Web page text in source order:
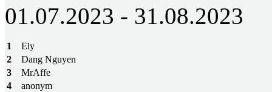
01.07.2023 - 31.08.2023
1
Ely
2
Dang Nguyen
3
MrAffe
4
anonym